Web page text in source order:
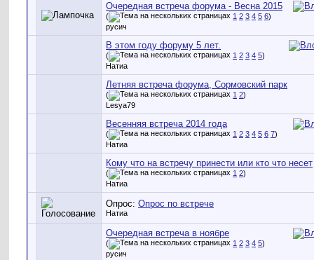
Очередная встреча форума - Весна 2015
( 1 2 3 4 5 6)
русич
В этом году форуму 5 лет.
( 1 2 3 4 5)
Натиа
Летняя встреча форума, Сормовский парк
( 1 2)
Lesya79
Весенняя встреча 2014 года
( 1 2 3 4 5 6 7)
Натиа
Кому что на встречу принести или кто что несет
( 1 2)
Натиа
Опрос: Опрос по встрече
Натиа
Очередная встреча в ноябре
( 1 2 3 4 5)
русич